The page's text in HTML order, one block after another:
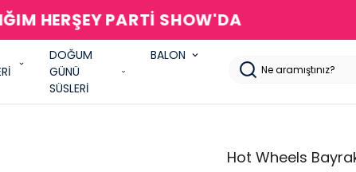
HERŞEY PARTİ SHOW'DA
DOĞUM
GÜNÜ
SÜSLERİ
BALON
Hot Wheels